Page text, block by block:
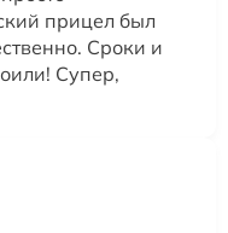
прицел был
Сроки и
Супер,